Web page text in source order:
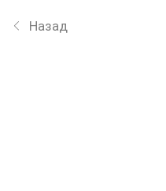
Назад